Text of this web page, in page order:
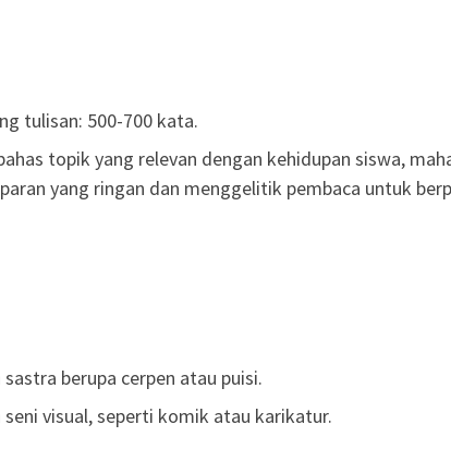
tulisan: 500-700 kata.
topik yang relevan dengan kehidupan siswa,
yang ringan dan menggelitik pembaca untuk
sastra berupa cerpen atau puisi.
seni visual, seperti komik atau karikatur.